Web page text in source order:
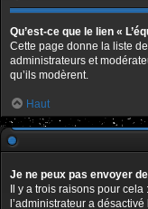
Qu’est-ce que le lien «
Cette page donne la liste
administrateurs et
qu’ils modèrent.
Haut
Je ne peux pas envoyer
Il y a trois raisons pour
l’administrateur a